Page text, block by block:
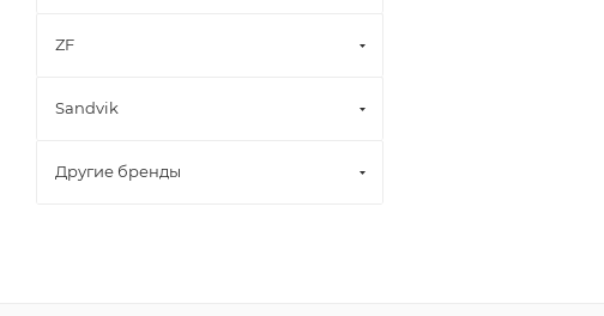
ZF
Sandvik
Другие бренды